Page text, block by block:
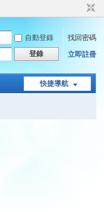
自動登錄
找回密碼
登錄 立即註冊
快捷導航